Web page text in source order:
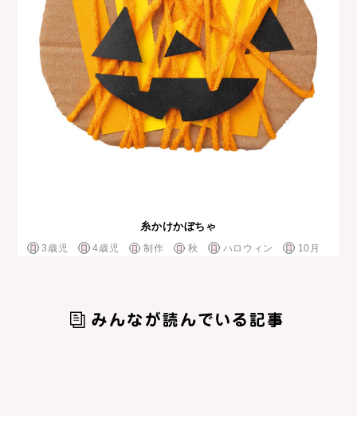
糸かけかぼちゃ
3歳児 4歳児 制作 秋 ハロウィン 10月